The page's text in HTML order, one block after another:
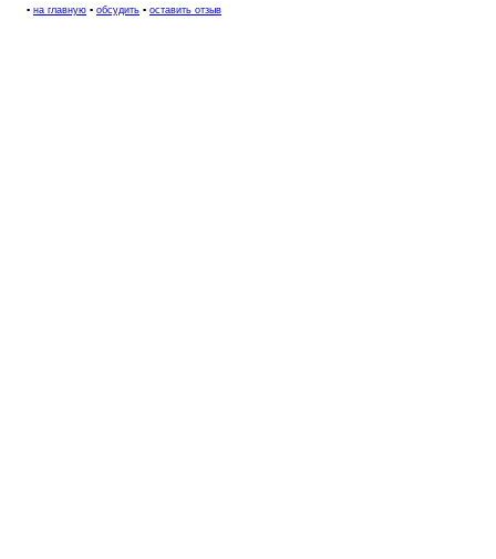
▪ на главную ▪ обсудить ▪ оставить отзыв